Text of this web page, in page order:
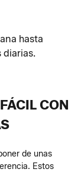
hasta
diarias.
CON
de unas
Estos